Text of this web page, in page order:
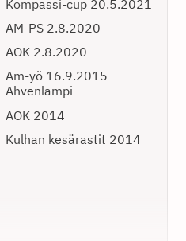
Kompassi-cup 20.5.2021
AM-PS 2.8.2020
AOK 2.8.2020
Am-yö 16.9.2015
Ahvenlampi
AOK 2014
Kulhan kesärastit 2014